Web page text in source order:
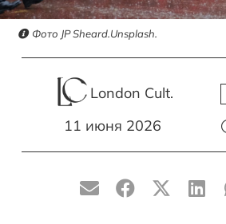
Фото JP Sheard.Unsplash.
London Cult.
11 июня 2026